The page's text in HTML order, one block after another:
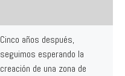
Cinco años después,
seguimos esperando la
creación de una zona de